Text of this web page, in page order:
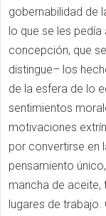
gobernabilidad de
lo que se les
concepción, que
distingue– los
de la esfera de lo
sentimientos
motivaciones
por convertirse en
pensamiento
mancha de
lugares de